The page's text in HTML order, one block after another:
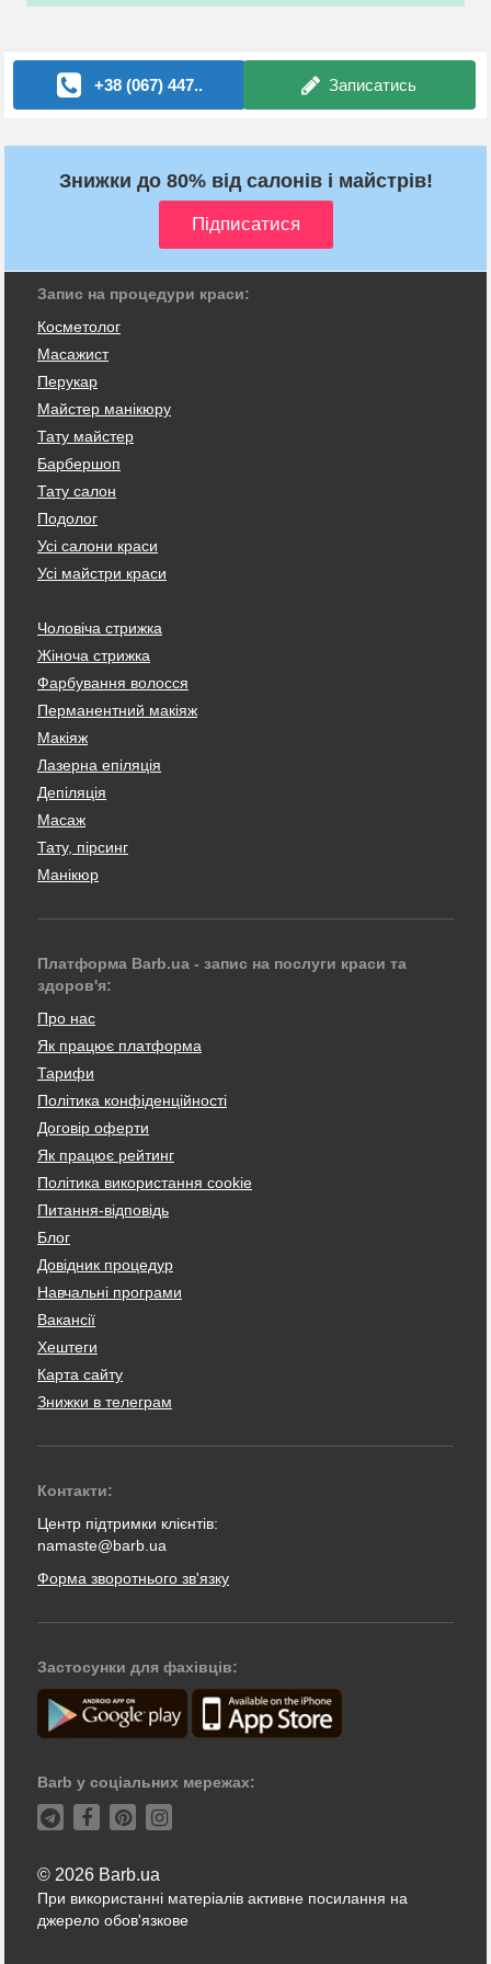
сприймають за зовнішністю. Оцінюють за словами. І
+38 (067) 447.. Записатись
Знижки до 80% від салонів і майстрів!
Запис на процедури краси:
Косметолог
Масажист
Перукар
Майстер манікюру
Тату майстер
Барбершоп
Тату салон
Подолог
Усі салони краси
Усі майстри краси
Чоловіча стрижка
Жіноча стрижка
Фарбування волосся
Перманентний макіяж
Макіяж
Лазерна епіляція
Депіляція
Масаж
Тату, пірсинг
Манікюр
Платформа Barb.ua - запис на послуги краси та
здоров'я:
Про нас
Як працює платформа
Тарифи
Політика конфіденційності
Договір оферти
Як працює рейтинг
Політика використання cookie
Питання-відповідь
Блог
Довідник процедур
Навчальні програми
Вакансії
Хештеги
Карта сайту
Знижки в телеграм
Контакти:
Центр підтримки клієнтів:
namaste@barb.ua
Форма зворотнього зв'язку
Застосунки для фахівців:
Barb у соціальних мережах:
© 2026 Barb.ua
При використанні матеріалів активне посилання на
джерело обов'язкове